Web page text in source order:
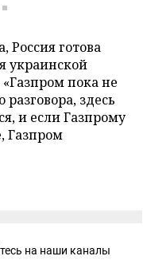
Россия готова
украинской
«Газпром пока не
здесь
и если Газпрому
Газпром
на наши каналы